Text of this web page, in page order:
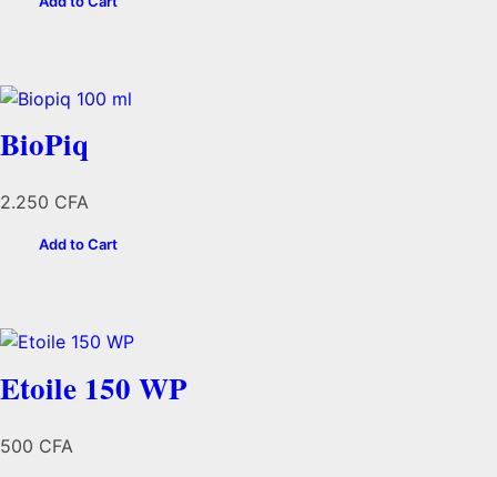
BioPiq
2.250 CFA
Add to Cart
Etoile 150 WP
500 CFA